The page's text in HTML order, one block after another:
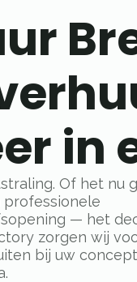
in
Of het nu
— het
zorgen wij
bij uw